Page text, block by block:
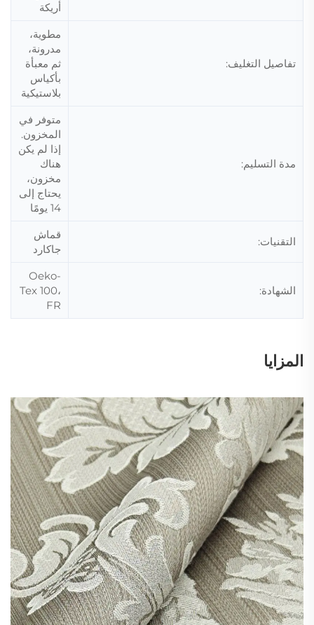
أريكة
تفاصيل التغليف:
مطوية،
مدرونة،
ثم معبأة
بأكياس
بلاستيكية
مدة التسليم:
متوفر في
المخزون.
إذا لم يكن
هناك
مخزون،
يحتاج إلى
14 يومًا
التقنيات:
قماش
جاكارد
الشهادة:
Oeko-
Tex 100،
FR
المزايا